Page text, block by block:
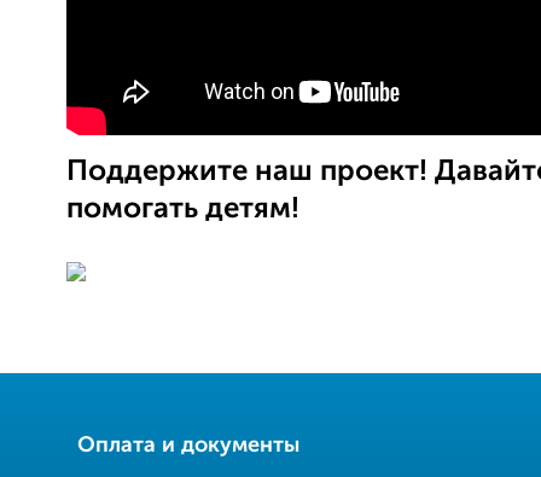
Поддержите наш проект!
помогать детям!
Оплата и документы